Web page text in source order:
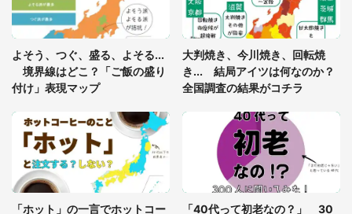
「閉所恐怖症の私は新幹線で大パニック。隣席の青
年に『手を繋いで』とお願いしたら...」 体験談に
8万人感動
7万人驚がく 「お菓子売り場ならまだしも...」「ハ
ードル高い」
あまりにも四角すぎる猫、激写される 「これもう
座布団だろ」「食パンの耳」と1.4万人困惑
よそう、つぐ、盛る、よそる...
境界線はどこ？「ご飯の盛り
付け」表現マップ
大判焼き、今川焼き、回転焼
き... 結局アイツは何なのか？
全国調査の結果がコチラ
「ホット」の一言でホットコー
「40代って初老なの？」 30